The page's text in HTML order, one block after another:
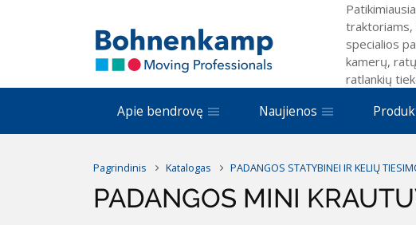
traktoriams,
specialios
kamerų,
ratlankių
Apie bendrovę Naujienos
Pagrindinis Katalogas PADANGOS STATYBINEI IR KELIŲ
PADANGOS MINI